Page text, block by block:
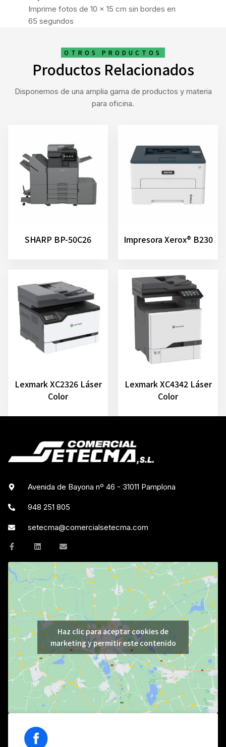
Imprime fotos de 10 x 15 cm sin bordes en
65 segundos
OTROS PRODUCTOS
Productos Relacionados
Disponemos de una amplia gama de productos y materia
para oficina.
SHARP BP-50C26 Impresora Xerox® B230
Lexmark XC2326 Láser
Color
Lexmark XC4342 Láser
Color
Avenida de Bayona nº 46 - 31011 Pamplona
948 251 805
setecma@comercialsetecma.com
Haz clic para aceptar cookies de
marketing y permitir este contenido